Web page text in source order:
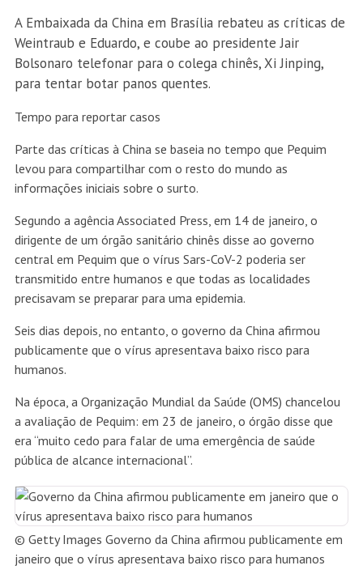
A Embaixada da China em Brasília rebateu as críticas de
Weintraub e Eduardo, e coube ao presidente Jair
Bolsonaro telefonar para o colega chinês, Xi Jinping,
para tentar botar panos quentes.
Tempo para reportar casos
Parte das críticas à China se baseia no tempo que Pequim
levou para compartilhar com o resto do mundo as
informações iniciais sobre o surto.
Segundo a agência Associated Press, em 14 de janeiro, o
dirigente de um órgão sanitário chinês disse ao governo
central em Pequim que o vírus Sars-CoV-2 poderia ser
transmitido entre humanos e que todas as localidades
precisavam se preparar para uma epidemia.
Seis dias depois, no entanto, o governo da China afirmou
publicamente que o vírus apresentava baixo risco para
humanos.
Na época, a Organização Mundial da Saúde (OMS) chancelou
a avaliação de Pequim: em 23 de janeiro, o órgão disse que
era “muito cedo para falar de uma emergência de saúde
pública de alcance internacional”.
© Getty Images Governo da China afirmou publicamente em
janeiro que o vírus apresentava baixo risco para humanos